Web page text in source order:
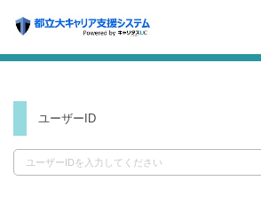
ユーザーID